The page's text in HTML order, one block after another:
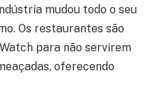
mudou todo o seu
Os restaurantes são
para não servirem
oferecendo